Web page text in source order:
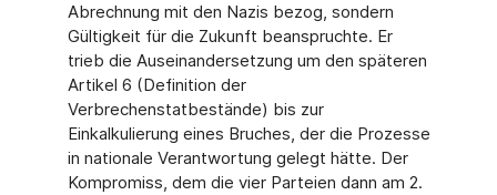
Abrechnung mit den Nazis bezog, sondern
Gültigkeit für die Zukunft beanspruchte. Er
trieb die Auseinandersetzung um den späteren
Artikel 6 (Definition der
Verbrechenstatbestände) bis zur
Einkalkulierung eines Bruches, der die Prozesse
in nationale Verantwortung gelegt hätte. Der
Kompromiss, dem die vier Parteien dann am 2.